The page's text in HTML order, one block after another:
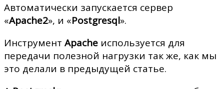
Автоматически запускается сервер
«Apache2», и «Postgresql».
Инструмент Apache используется для
передачи полезной нагрузки так же, как мы
это делали в предыдущей статье.